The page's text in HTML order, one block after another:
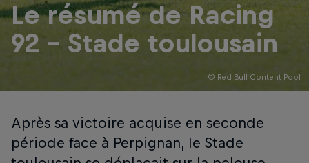
© Red Bull Content Pool
Le résumé de Racing
92 - Stade toulousain
Après sa victoire acquise en seconde
période face à Perpignan, le Stade